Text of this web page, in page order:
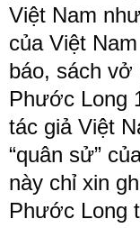
Việt Nam
của Việt
báo, sách
Phước Long
tác giả Việt
“quân sử”
này chỉ xin
Phước Long